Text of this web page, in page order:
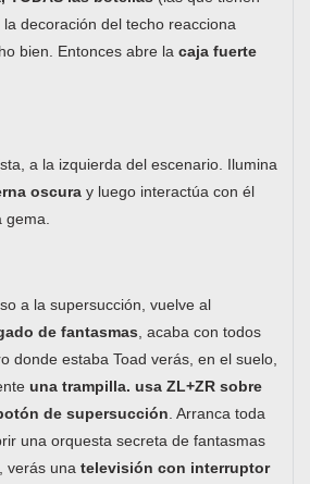
decoración del techo reacciona
bien. Entonces abre la caja fuerte
a la izquierda del escenario. Ilumina
oscura y luego interactúa con él
a la supersucción, vuelve al
de fantasmas , acaba con todos
donde estaba Toad verás, en el suelo,
una trampilla. usa ZL+ZR sobre
de supersucción . Arranca toda
una orquesta secreta de fantasmas
verás una televisión con interruptor